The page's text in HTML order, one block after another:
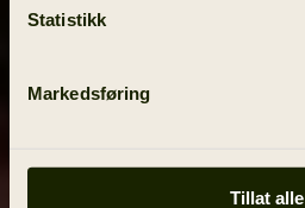
Statistikk
Markedsføring
Tillat alle